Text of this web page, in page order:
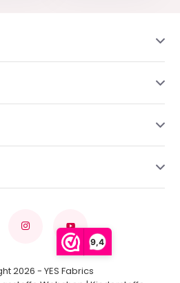
9,4
2026 - YES Fabrics